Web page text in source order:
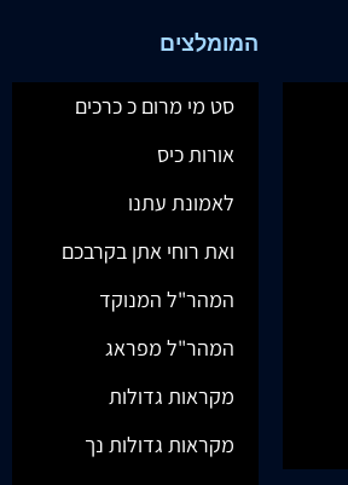
המומלצים
סט מי מרום כ כרכים
אורות כיס
לאמונת עתנו
ואת רוחי אתן בקרבכם
המהר"ל המנוקד
המהר"ל מפראג
מקראות גדולות
מקראות גדולות נך